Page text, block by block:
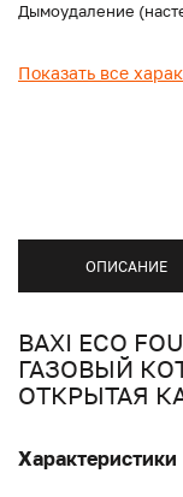
Дымоудаление
Показать все
ОПИСАНИЕ
BAXI ECO
ГАЗОВЫЙ
ОТКРЫТАЯ
Характеристики